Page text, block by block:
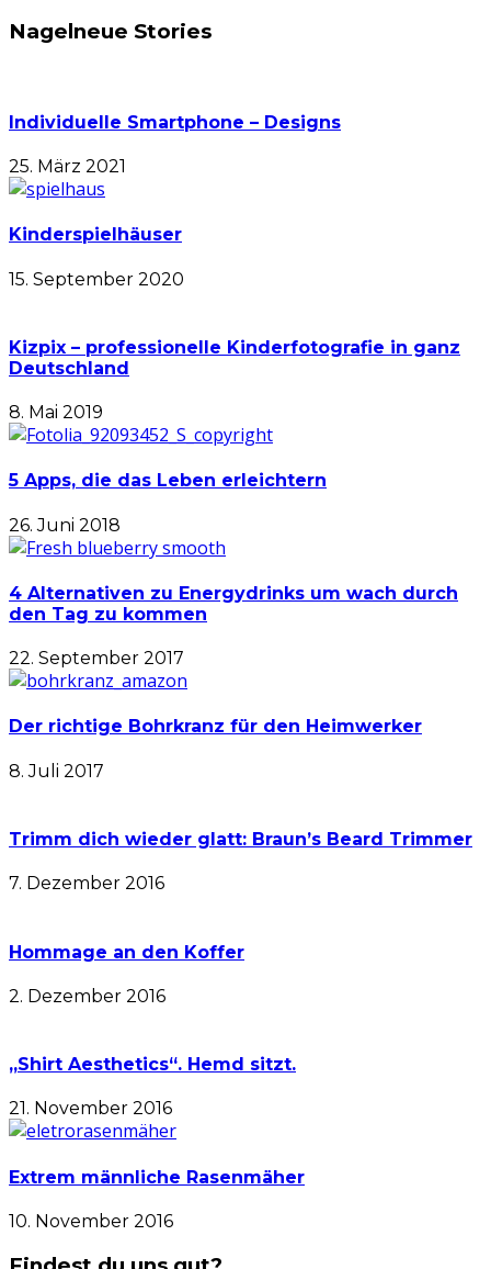
Nagelneue Stories
Individuelle Smartphone – Designs
25. März 2021
Kinderspielhäuser
15. September 2020
Kizpix – professionelle Kinderfotografie in ganz
Deutschland
8. Mai 2019
5 Apps, die das Leben erleichtern
26. Juni 2018
4 Alternativen zu Energydrinks um wach durch
den Tag zu kommen
22. September 2017
Der richtige Bohrkranz für den Heimwerker
8. Juli 2017
Trimm dich wieder glatt: Braun’s Beard Trimmer
7. Dezember 2016
Hommage an den Koffer
2. Dezember 2016
„Shirt Aesthetics“. Hemd sitzt.
21. November 2016
Extrem männliche Rasenmäher
10. November 2016